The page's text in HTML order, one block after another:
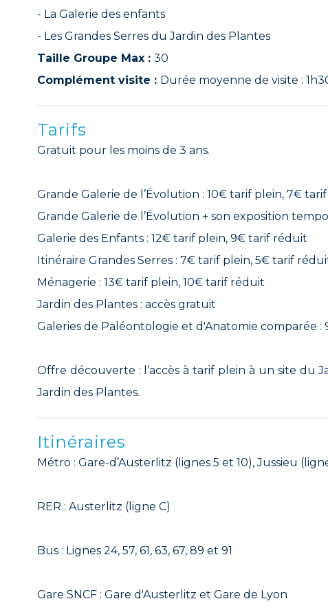
- La Galerie des enfants
- Les Grandes Serres du Jardin des Plantes
Taille Groupe Max : 30
Complément visite : Durée moyenne de visite :
Tarifs
Gratuit pour les moins de 3 ans.
Grande Galerie de l’Évolution : 10€ tarif plein, 7€
Grande Galerie de l’Évolution + son exposition
Galerie des Enfants : 12€ tarif plein, 9€ tarif réduit
Itinéraire Grandes Serres : 7€ tarif plein, 5€ tarif
Ménagerie : 13€ tarif plein, 10€ tarif réduit
Jardin des Plantes : accès gratuit
Galeries de Paléontologie et d'Anatomie comparée
Offre découverte : l’accès à tarif plein à un site du
Jardin des Plantes.
Itinéraires
Métro : Gare-d’Austerlitz (lignes 5 et 10), Jussieu
RER : Austerlitz (ligne C)
Bus : Lignes 24, 57, 61, 63, 67, 89 et 91
Gare SNCF : Gare d'Austerlitz et Gare de Lyon